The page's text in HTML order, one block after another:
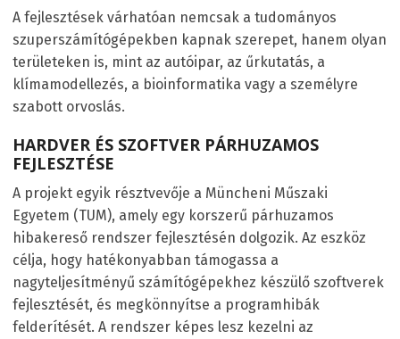
A fejlesztések várhatóan nemcsak a tudományos
szuperszámítógépekben kapnak szerepet, hanem olyan
területeken is, mint az autóipar, az űrkutatás, a
klímamodellezés, a bioinformatika vagy a személyre
szabott orvoslás.
HARDVER ÉS SZOFTVER PÁRHUZAMOS
FEJLESZTÉSE
A projekt egyik résztvevője a Müncheni Műszaki
Egyetem (TUM), amely egy korszerű párhuzamos
hibakereső rendszer fejlesztésén dolgozik. Az eszköz
célja, hogy hatékonyabban támogassa a
nagyteljesítményű számítógépekhez készülő szoftverek
fejlesztését, és megkönnyítse a programhibák
felderítését. A rendszer képes lesz kezelni az